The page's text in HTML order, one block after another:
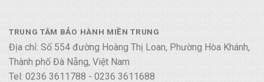
TRUNG TÂM BẢO HÀNH MIỀN TRUNG
Địa chỉ: Số 554 đường Hoàng Thị Loan, Phường Hòa Khánh,
Thành phố Đà Nẵng, Việt Nam
Tel: 0236 3611788 - 0236 3611688